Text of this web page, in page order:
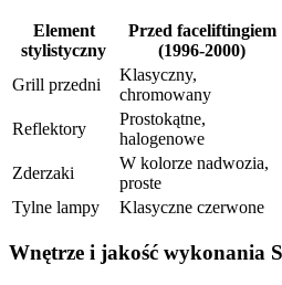
Element
stylistyczny
Przed faceliftingiem
(1996-2000)
Grill przedni
Klasyczny,
chromowany
Reflektory
Prostokątne,
halogenowe
Zderzaki
W kolorze nadwozia,
proste
Tylne lampy
Klasyczne czerwone
Wnętrze i jakość wykonania